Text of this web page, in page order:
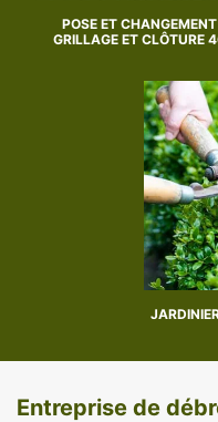
POSE ET CHANGEMENT
GRILLAGE ET CLÔTURE
Entreprise de